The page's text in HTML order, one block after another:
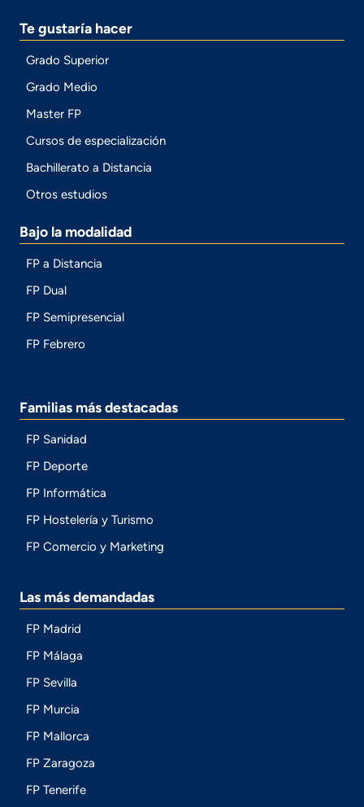
Te gustaría hacer
Grado Superior
Grado Medio
Master FP
Cursos de especialización
Bachillerato a Distancia
Otros estudios
Bajo la modalidad
FP a Distancia
FP Dual
FP Semipresencial
FP Febrero
Familias más destacadas
FP Sanidad
FP Deporte
FP Informática
FP Hostelería y Turismo
FP Comercio y Marketing
Las más demandadas
FP Madrid
FP Málaga
FP Sevilla
FP Murcia
FP Mallorca
FP Zaragoza
FP Tenerife